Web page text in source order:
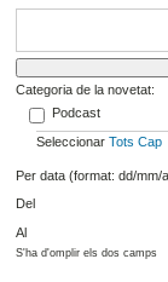
Categoria de la novetat:
Podcast
Seleccionar Tots Cap
Per data (format: dd/mm/
Del
Al
S'ha d'omplir els dos camps